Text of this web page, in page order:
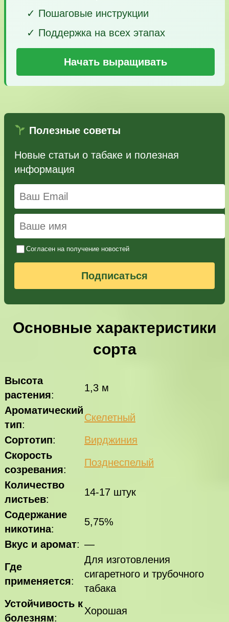
✓ Пошаговые инструкции
✓ Поддержка на всех этапах
Начать выращивать
Полезные советы
Новые статьи о табаке и полезная
информация
Согласен на получение новостей
Подписаться
Основные характеристики
сорта
Высота
растения:
1,3 м
Ароматический
тип:
Скелетный
Сортотип:
Вирджиния
Скорость
созревания:
Позднеспелый
Количество
листьев:
14-17 штук
Содержание
никотина:
5,75%
Вкус и аромат: —
Где
применяется:
Для изготовления
сигаретного и трубочного
табака
Устойчивость к
болезням:
Хорошая